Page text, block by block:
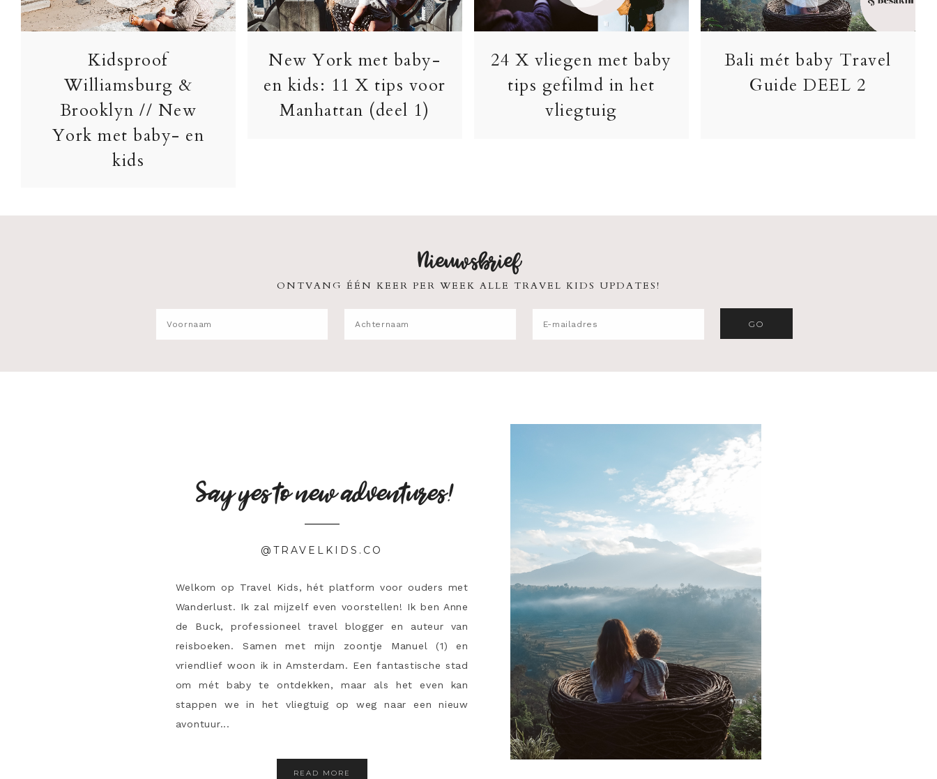
Kidsproof
Williamsburg &
Brooklyn // New
York met baby- en
kids
New York met baby-
en kids: 11 X tips voor
Manhattan (deel 1)
24 X vliegen met baby
tips gefilmd in het
vliegtuig
Bali mét baby Travel
Guide DEEL 2
Nieuwsbrief
ONTVANG ÉÉN KEER PER WEEK ALLE TRAVEL KIDS UPDATES!
Say yes to new adventures!
@TRAVELKIDS.CO
Welkom op Travel Kids, hét platform voor ouders met
Wanderlust. Ik zal mijzelf even voorstellen! Ik ben Anne
de Buck, professioneel travel blogger en auteur van
reisboeken. Samen met mijn zoontje Manuel (1) en
vriendlief woon ik in Amsterdam. Een fantastische stad
om mét baby te ontdekken, maar als het even kan
stappen we in het vliegtuig op weg naar een nieuw
avontuur...
READ MORE